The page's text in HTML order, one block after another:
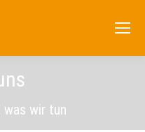
was wir tun